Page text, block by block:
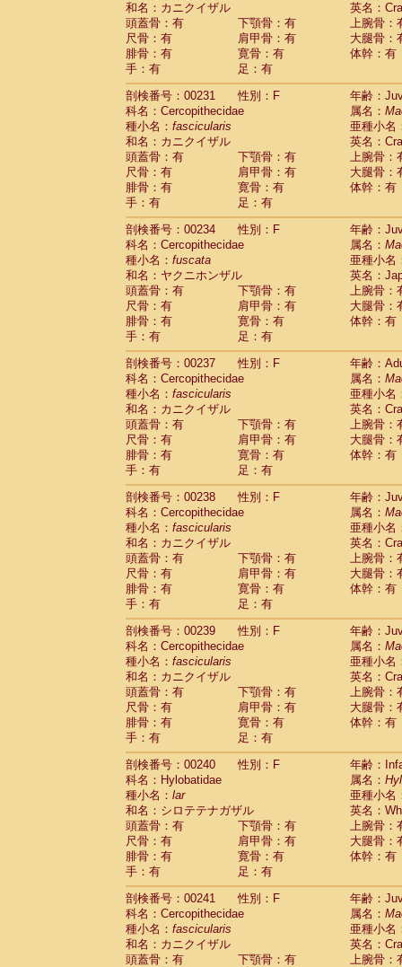
和名：カニクイザル
英名：
頭蓋骨：有
下顎骨：有
上腕骨：
尺骨：有
肩甲骨：有
大腿骨：
腓骨：有
寛骨：有
体幹：有
手：有
足：有
剖検番号：00231
性別：F
年齢：
科名：Cercopithecidae
属名：
種小名： fascicularis
亜種小名
和名：カニクイザル
英名：
頭蓋骨：有
下顎骨：有
上腕骨：
尺骨：有
肩甲骨：有
大腿骨：
腓骨：有
寛骨：有
体幹：有
手：有
足：有
剖検番号：00234
性別：F
年齢：
科名：Cercopithecidae
属名：
種小名： fuscata
亜種小名
和名：ヤクニホンザル
英名：
頭蓋骨：有
下顎骨：有
上腕骨：
尺骨：有
肩甲骨：有
大腿骨：
腓骨：有
寛骨：有
体幹：有
手：有
足：有
剖検番号：00237
性別：F
年齢：
科名：Cercopithecidae
属名：
種小名： fascicularis
亜種小名
和名：カニクイザル
英名：
頭蓋骨：有
下顎骨：有
上腕骨：
尺骨：有
肩甲骨：有
大腿骨：
腓骨：有
寛骨：有
体幹：有
手：有
足：有
剖検番号：00238
性別：F
年齢：
科名：Cercopithecidae
属名：
種小名： fascicularis
亜種小名
和名：カニクイザル
英名：
頭蓋骨：有
下顎骨：有
上腕骨：
尺骨：有
肩甲骨：有
大腿骨：
腓骨：有
寛骨：有
体幹：有
手：有
足：有
剖検番号：00239
性別：F
年齢：
科名：Cercopithecidae
属名：
種小名： fascicularis
亜種小名
和名：カニクイザル
英名：
頭蓋骨：有
下顎骨：有
上腕骨：
尺骨：有
肩甲骨：有
大腿骨：
腓骨：有
寛骨：有
体幹：有
手：有
足：有
剖検番号：00240
性別：F
年齢：
科名：Hylobatidae
属名：
種小名： lar
亜種小名
和名：シロテテナガザル
英名：
頭蓋骨：有
下顎骨：有
上腕骨：
尺骨：有
肩甲骨：有
大腿骨：
腓骨：有
寛骨：有
体幹：有
手：有
足：有
剖検番号：00241
性別：F
年齢：
科名：Cercopithecidae
属名：
種小名： fascicularis
亜種小名
和名：カニクイザル
英名：
頭蓋骨：有
下顎骨：有
上腕骨：